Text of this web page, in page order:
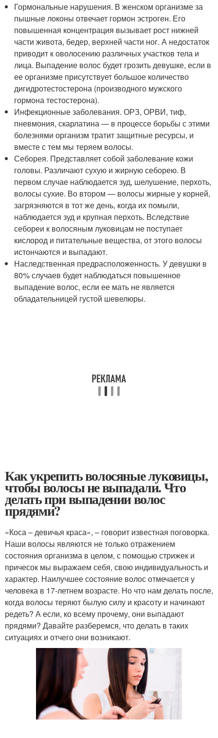
Гормональные нарушения. В женском организме за
пышные локоны отвечает гормон эстроген. Его
повышенная концентрация вызывает рост нижней
части живота, бедер, верхней части ног. А недостаток
приводит к оволосению различных участков тела и
лица. Выпадение волос будет грозить девушке, если в
ее организме присутствует большое количество
дигидротестостерона (производного мужского
гормона тестостерона).
Инфекционные заболевания. ОРЗ, ОРВИ, тиф,
пневмония, скарлатина — в процессе борьбы с этими
болезнями организм тратит защитные ресурсы, и
вместе с тем мы теряем волосы.
Себорея. Представляет собой заболевание кожи
головы. Различают сухую и жирную себорею. В
первом случае наблюдается зуд, шелушение, перхоть,
волосы сухие. Во втором — волосы жирные у корней,
загрязняются в тот же день, когда их помыли,
наблюдается зуд и крупная перхоть. Вследствие
себореи к волосяным луковицам не поступает
кислород и питательные вещества, от этого волосы
истончаются и выпадают.
Наследственная предрасположенность. У девушки в
80% случаев будет наблюдаться повышенное
выпадение волос, если ее мать не является
обладательницей густой шевелюры.
Как укрепить волосяные луковицы,
чтобы волосы не выпадали. Что
делать при выпадении волос
прядями?
«Коса – девичья краса», – говорит известная поговорка.
Наши волосы являются не только отражением
состояния организма в целом, с помощью стрижек и
причесок мы выражаем себя, свою индивидуальность и
характер. Наилучшее состояние волос отмечается у
человека в 17-летнем возрасте. Но что нам делать после,
когда волосы теряют былую силу и красоту и начинают
редеть? А если, ко всему прочему, они выпадают
прядями? Давайте разберемся, что делать в таких
ситуациях и отчего они возникают.